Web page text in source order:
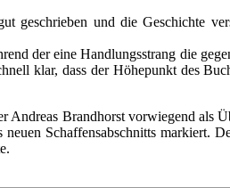
geschrieben und die Geschichte
der eine Handlungsstrang die
klar, dass der Höhepunkt des
Andreas Brandhorst vorwiegend als
Schaffensabschnitts markiert.